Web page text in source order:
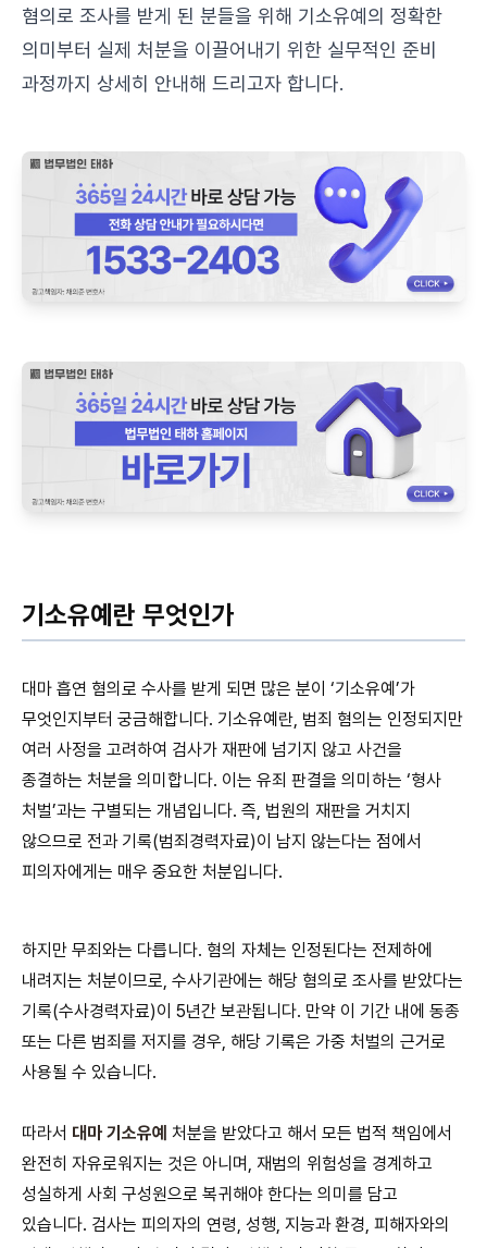
혐의로 조사를 받게 된 분들을 위해 기소유예의 정확한
의미부터 실제 처분을 이끌어내기 위한 실무적인 준비
과정까지 상세히 안내해 드리고자 합니다.
기소유예란 무엇인가
대마 흡연 혐의로 수사를 받게 되면 많은 분이 ‘기소유예’가
무엇인지부터 궁금해합니다. 기소유예란, 범죄 혐의는 인정되지만
여러 사정을 고려하여 검사가 재판에 넘기지 않고 사건을
종결하는 처분을 의미합니다. 이는 유죄 판결을 의미하는 ‘형사
처벌’과는 구별되는 개념입니다. 즉, 법원의 재판을 거치지
않으므로 전과 기록(범죄경력자료)이 남지 않는다는 점에서
피의자에게는 매우 중요한 처분입니다.
하지만 무죄와는 다릅니다. 혐의 자체는 인정된다는 전제하에
내려지는 처분이므로, 수사기관에는 해당 혐의로 조사를 받았다는
기록(수사경력자료)이 5년간 보관됩니다. 만약 이 기간 내에 동종
또는 다른 범죄를 저지를 경우, 해당 기록은 가중 처벌의 근거로
사용될 수 있습니다.
따라서 대마 기소유예 처분을 받았다고 해서 모든 법적 책임에서
완전히 자유로워지는 것은 아니며, 재범의 위험성을 경계하고
성실하게 사회 구성원으로 복귀해야 한다는 의미를 담고
있습니다. 검사는 피의자의 연령, 성행, 지능과 환경, 피해자와의